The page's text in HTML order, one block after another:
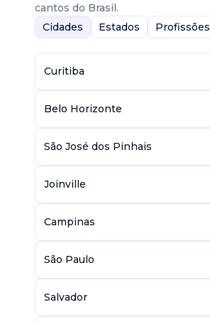
cantos do Brasil.
Cidades
Estados Profissões
Curitiba
Belo Horizonte
São José dos Pinhais
Joinville
Campinas
São Paulo
Salvador